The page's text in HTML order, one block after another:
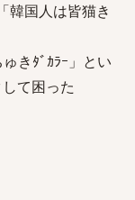
韓国人は皆猫き
きﾀﾞｶﾗｰ」とい
て困った